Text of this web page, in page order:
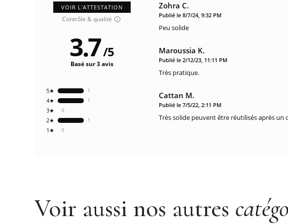
VOIR L'ATTESTATION
Contrôle & qualité
0
1★
1
2★
0
3★
1
4★
1
5★
3.7/5
Basé sur 3 avis
Zohra C.
Publié le 8/7/24, 9:32 PM
Peu solide
Maroussia K.
Publié le 2/12/23, 11:11 PM
Très pratique.
Cattan M.
Publié le 7/5/22, 2:11 PM
Très solide peuvent être réutilisés après un
Voir aussi nos autres